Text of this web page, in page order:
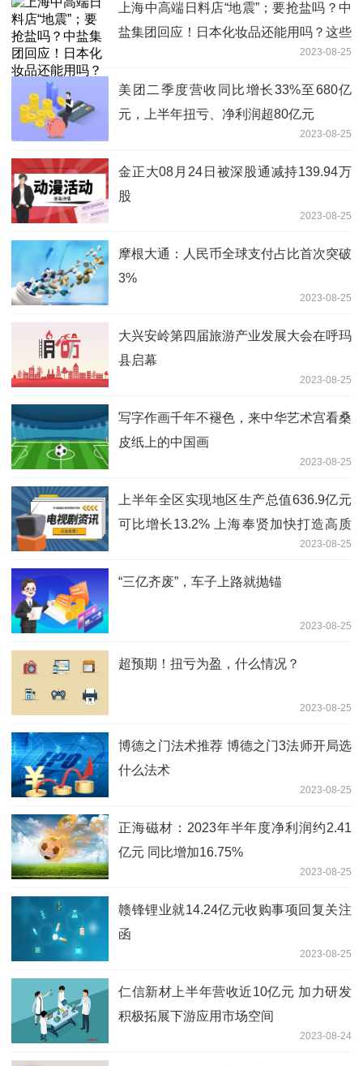
上海中高端日料店“地震”；要抢盐吗？中
盐集团回应！日本化妆品还能用吗？这些
2023-08-25
美团二季度营收同比增长33%至680亿
元，上半年扭亏、净利润超80亿元
2023-08-25
金正大08月24日被深股通减持139.94万
股
2023-08-25
摩根大通：人民币全球支付占比首次突破
3%
2023-08-25
大兴安岭第四届旅游产业发展大会在呼玛
县启幕
2023-08-25
写字作画千年不褪色，来中华艺术宫看桑
皮纸上的中国画
2023-08-25
上半年全区实现地区生产总值636.9亿元
可比增长13.2% 上海奉贤加快打造高质
2023-08-25
“三亿齐废”，车子上路就抛锚
2023-08-25
超预期！扭亏为盈，什么情况？
2023-08-25
博德之门法术推荐 博德之门3法师开局选
什么法术
2023-08-25
正海磁材：2023年半年度净利润约2.41
亿元 同比增加16.75%
2023-08-25
赣锋锂业就14.24亿元收购事项回复关注
函
2023-08-25
仁信新材上半年营收近10亿元 加力研发
积极拓展下游应用市场空间
2023-08-24